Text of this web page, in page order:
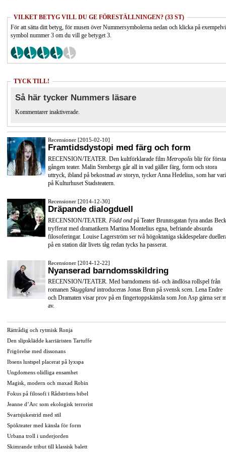
VILKET BETYG VILL DU GE FÖRESTÄLLNINGEN? (33 ST)
För att sätta ditt betyg, för musen över Nummersymbolerna nedan och klicka på
symbol nummer 3 om du vill ge betyget 3.
TYCK TILL!
Så här tycker Nummers läsare
Kommentarer inaktiverade.
Recensioner [2015-02-10]
Framtidsdystopi med färg och form
RECENSION/TEATER. Den kultförklarade film Metropolis blir för första
gången teater. Malin Stenbergs går all in vad gäller färg, form och stora
uttryck, ibland på bekostnad av storyn, tycker Anna Hedelius, som har
på Kulturhuset Stadsteatern.
Recensioner [2014-12-30]
Dräpande dialogduell
RECENSION/TEATER. Född ond på Teater Brunnsgatan fyra andas
tryfferat med dramatikern Martina Montelius egna, befriande absurda
filosoferingar. Louise Lagerström ser två högoktaniga skådespelare
på en station där livets tåg redan tycks ha passerat.
Recensioner [2014-12-22]
Nyanserad barndomsskildring
RECENSION/TEATER. Med barndomens tid- och ändlösa rollspel från
romanen Skuggland introduceras Jonas Brun på svensk scen. Lena Endre
och Dramaten visar prov på en fingertoppskänsla som Jon Asp gärna ser
av.
Rättrådig och rytmisk Ronja
Den slipsklädde karriäristen Tartuffe
Frigörelse med dissonans
Ibsens lustspel placerat på lyxspa
Ungdomens olidliga ensamhet
Magisk, modern och maxad Robin
Fokus på filosofi i Rådströms bibel
Jeanne d’Arc som ekologisk terrorist
Svartsjukestrid med stil
Spökteater med känsla för form
Urbana troll i underjorden
Skimrande tribut till klassisk balett